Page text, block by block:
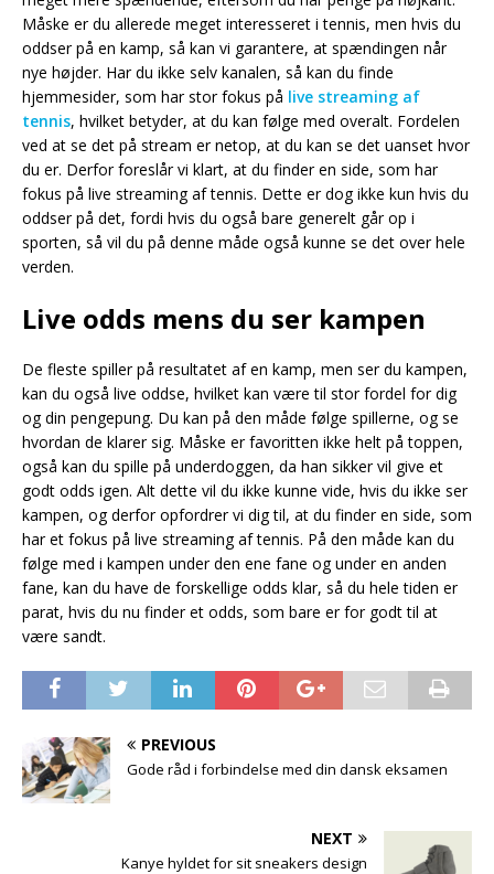
Måske er du allerede meget interesseret i tennis, men hvis du
oddser på en kamp, så kan vi garantere, at spændingen når
nye højder. Har du ikke selv kanalen, så kan du finde
hjemmesider, som har stor fokus på live streaming af
tennis, hvilket betyder, at du kan følge med overalt. Fordelen
ved at se det på stream er netop, at du kan se det uanset hvor
du er. Derfor foreslår vi klart, at du finder en side, som har
fokus på live streaming af tennis. Dette er dog ikke kun hvis du
oddser på det, fordi hvis du også bare generelt går op i
sporten, så vil du på denne måde også kunne se det over hele
verden.
Live odds mens du ser kampen
De fleste spiller på resultatet af en kamp, men ser du kampen,
kan du også live oddse, hvilket kan være til stor fordel for dig
og din pengepung. Du kan på den måde følge spillerne, og se
hvordan de klarer sig. Måske er favoritten ikke helt på toppen,
også kan du spille på underdoggen, da han sikker vil give et
godt odds igen. Alt dette vil du ikke kunne vide, hvis du ikke ser
kampen, og derfor opfordrer vi dig til, at du finder en side, som
har et fokus på live streaming af tennis. På den måde kan du
følge med i kampen under den ene fane og under en anden
fane, kan du have de forskellige odds klar, så du hele tiden er
parat, hvis du nu finder et odds, som bare er for godt til at
være sandt.
PREVIOUS
Gode råd i forbindelse med din dansk eksamen
NEXT
Kanye hyldet for sit sneakers design